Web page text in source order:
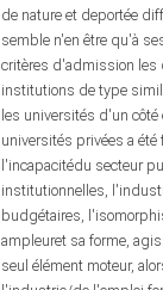
de nature et deportée
semble n'en être qu'à
critères d'admission les
institutions de type
les universités d'un
universités privées a
l'incapacitédu secteur
institutionnelles,
budgétaires,
ampleuret sa forme,
seul élément moteur,